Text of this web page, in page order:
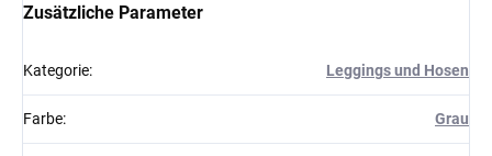
Zusätzliche Parameter
Kategorie: Leggings und Hosen
Farbe: Grau